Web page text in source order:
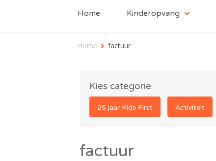
Home Kinderopvang
Home factuur
Kies categorie
25 jaar Kids First Activiteit
factuur